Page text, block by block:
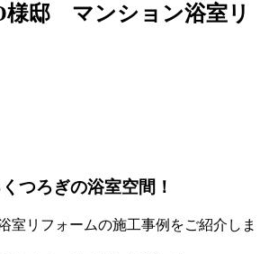
邸 マンション浴室リ
つろぎの浴室空間！
室リフォームの施工事例をご紹介しま